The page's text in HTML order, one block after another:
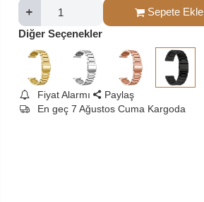
Sepete Ekle
Diğer Seçenekler
Fiyat Alarmı
Paylaş
En geç 7 Ağustos Cuma Kargoda